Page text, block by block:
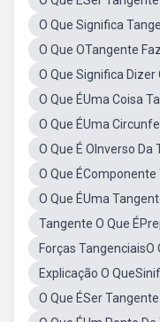
O Que Significa
O Que OTangente Faz
O Que Significa
O Que ÉUma Coisa
O Que ÉUma
O Que É OInverso Da
O Que
O Que ÉUma
Tangente O Que
Forças TangenciaisO
Explicação O
O Que ÉSer